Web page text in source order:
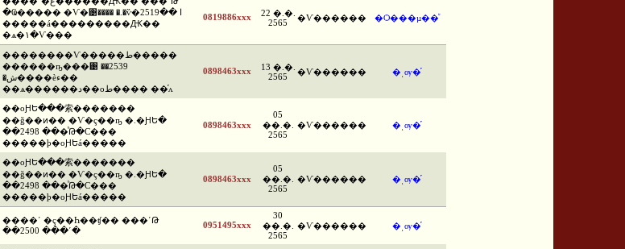
�Ҩ����� �Ѵ�͹���� �.�ѷ�ا ��2519
�����á���������Ԫ��
�ѧ�١�Ѵ���
0819886xxx
22 �.�.
2565
�Ѵ������ �Ѻ���µ��ͧ
��������Ѵ�����ط�����
������ҧ���͹ ��2539
�ش����èء��
��ѧ������د��оط���� ��֡ᴧ
0898463xxx
13 �.�.
2565
�Ѵ������ �ͺѹ�֡
��оԨԵ���索�������
��ǧ��ͷ�� �Ѵ�ç��ҧ �.�ԨԵ�
��2498 ���ͪԹ�С���
�����þ�оԨԵá�����
0898463xxx
05
��.�.
2565
�Ѵ������ �ͺѹ�֡
��оԨԵ���索�������
��ǧ��ͷ�� �Ѵ�ç��ҧ �.�ԨԵ�
��2498 ���ͪԹ�С���
�����þ�оԨԵá�����
0898463xxx
05
��.�.
2565
�Ѵ������ �ͺѹ�֡
����ʹ �ç��Һ��ʧ�� ���ʹԹ
��2500 ���ʹ�
0951495xxx
30
��.�.
2565
�Ѵ������ �ͺѹ�֡